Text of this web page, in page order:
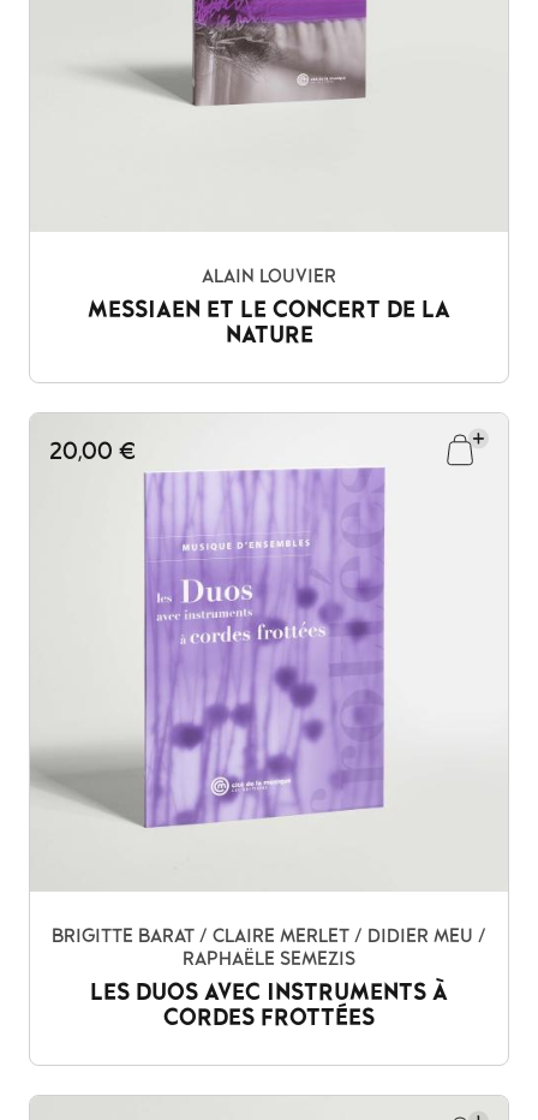
ALAIN LOUVIER
MESSIAEN ET LE CONCERT DE LA
NATURE
20,00 €
BRIGITTE BARAT / CLAIRE MERLET / DIDIER MEU /
RAPHAËLE SEMEZIS
LES DUOS AVEC INSTRUMENTS À
CORDES FROTTÉES